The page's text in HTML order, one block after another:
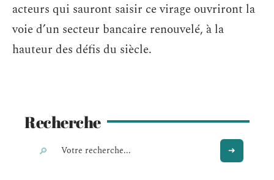
acteurs qui sauront saisir ce virage ouvriront la
voie d’un secteur bancaire renouvelé, à la
hauteur des défis du siècle.
Recherche